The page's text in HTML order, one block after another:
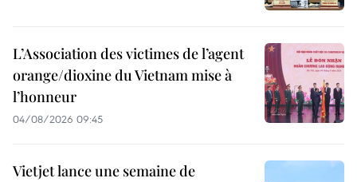
L’Association des victimes de l’agent
orange/dioxine du Vietnam mise à
l’honneur
04/08/2026 09:45
Vietjet lance une semaine de